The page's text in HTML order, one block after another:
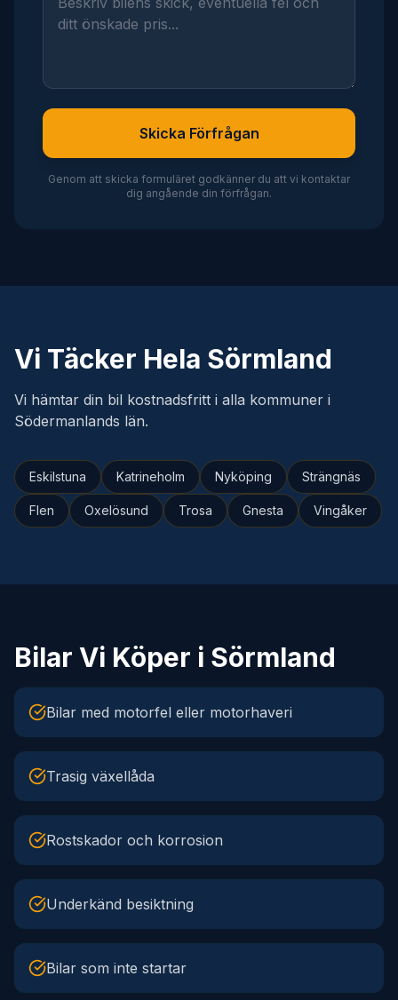
Skicka Förfrågan
Genom att skicka formuläret godkänner du att vi kontaktar
dig angående din förfrågan.
Vi Täcker Hela Sörmland
Vi hämtar din bil kostnadsfritt i alla kommuner i
Södermanlands län.
Eskilstuna Katrineholm Nyköping Strängnäs
Flen Oxelösund Trosa Gnesta Vingåker
Bilar Vi Köper i Sörmland
Bilar med motorfel eller motorhaveri
Trasig växellåda
Rostskador och korrosion
Underkänd besiktning
Bilar som inte startar